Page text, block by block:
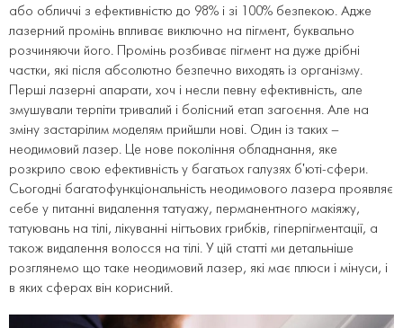
або обличчі з ефективністю до 98% і зі 100% безпекою. Адже
лазерний промінь впливає виключно на пігмент, буквально
розчиняючи його. Промінь розбиває пігмент на дуже дрібні
частки, які після абсолютно безпечно виходять із організму.
Перші лазерні апарати, хоч і несли певну ефективність, але
змушували терпіти тривалий і болісний етап загоєння. Але на
зміну застарілим моделям прийшли нові. Один із таких –
неодимовий лазер. Це нове покоління обладнання, яке
розкрило свою ефективність у багатьох галузях б'юті-сфери.
Сьогодні багатофункціональність неодимового лазера проявляє
себе у питанні видалення татуажу, перманентного макіяжу,
татуювань на тілі, лікуванні нігтьових грибків, гіперпігментації, а
також видалення волосся на тілі. У цій статті ми детальніше
розглянемо що таке неодимовий лазер, які має плюси і мінуси, і
в яких сферах він корисний.